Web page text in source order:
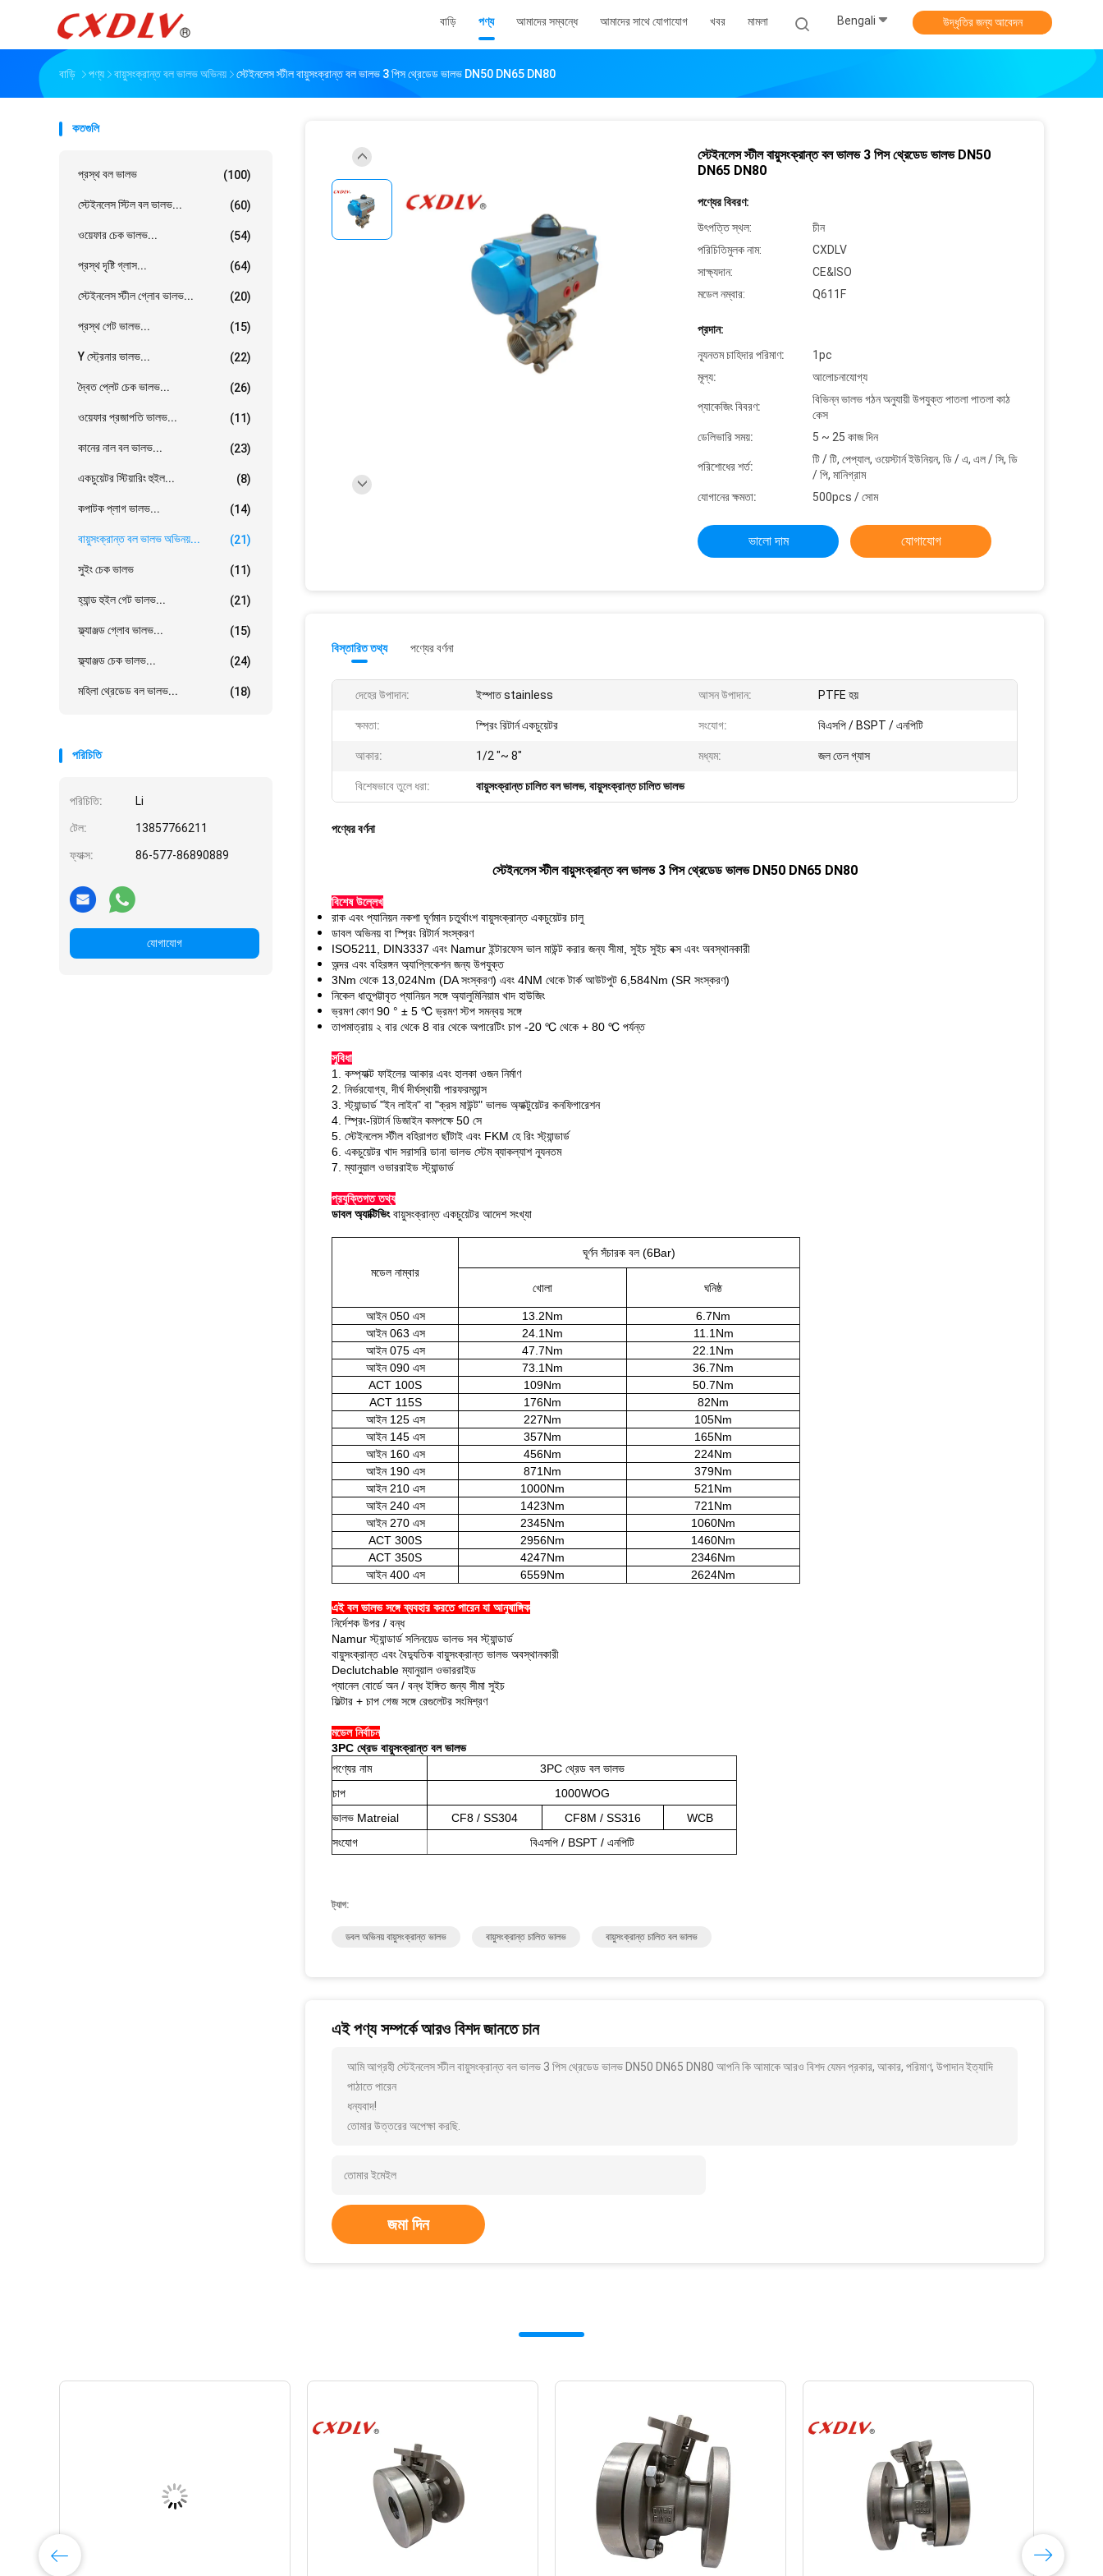
বাড়ি পণ্য আমাদের সম্বন্ধে আমাদের সাথে যোগাযোগ খবর মামলা Bengali উদ্ধৃতির জন্য আবেদন
বাড়ি পণ্য বায়ুসংক্রান্ত বল ভালভ অভিনয় স্টেইনলেস স্টীল বায়ুসংক্রান্ত বল ভালভ 3 পিস থ্রেডেড ভালভ DN50 DN65 DN80
কতগুলি
প্রস্থ বল ভালভ (100)
স্টেইনলেস স্টিল বল ভালভ... (60)
ওয়েফার চেক ভালভ... (54)
প্রস্থ দৃষ্টি গ্লাস... (64)
স্টেইনলেস স্টীল গ্লোব ভালভ... (20)
প্রস্থ গেট ভালভ... (15)
Y স্ট্রেনার ভালভ... (22)
দ্বৈত প্লেট চেক ভালভ... (26)
ওয়েফার প্রজাপতি ভালভ... (11)
কানের নাল বল ভালভ... (23)
একচুয়েটর স্টিয়ারিং হুইল... (8)
কপাটক প্লাগ ভালভ... (14)
বায়ুসংক্রান্ত বল ভালভ অভিনয়... (21)
সুইং চেক ভালভ (11)
হ্যান্ড হুইল গেট ভালভ... (21)
ফ্ল্যাঞ্জড গ্লোব ভালভ... (15)
ফ্ল্যাঞ্জড চেক ভালভ... (24)
মহিলা থ্রেডেড বল ভালভ... (18)
পরিচিতি
পরিচিতি: Li
টেল: 13857766211
ফ্যাক্স: 86-577-86890889
যোগাযোগ
স্টেইনলেস স্টীল বায়ুসংক্রান্ত বল ভালভ 3 পিস থ্রেডেড ভালভ DN50
DN65 DN80
পণ্যের বিবরণ:
উৎপত্তি স্থল:
চীন
পরিচিতিমুলক নাম:
CXDLV
সাক্ষ্যদান:
CE&ISO
মডেল নম্বার:
Q611F
প্রদান:
ন্যূনতম চাহিদার পরিমাণ:
1pc
মূল্য:
আলোচনাযোগ্য
প্যাকেজিং বিবরণ:
বিভিন্ন ভালভ গঠন অনুযায়ী উপযুক্ত পাতলা পাতলা কাঠ
কেস
ডেলিভারি সময়:
5 ~ 25 কাজ দিন
পরিশোধের শর্ত:
টি / টি, পেপ্যাল, ওয়েস্টার্ন ইউনিয়ন, ডি / এ, এল / সি, ডি
/ পি, মানিগ্রাম
যোগানের ক্ষমতা:
500pcs / সোম
ভালো দাম যোগাযোগ
বিস্তারিত তথ্য পণ্যের বর্ণনা
দেহের উপাদান: ইস্পাত stainless আসন উপাদান: PTFE হয়
ক্ষমতা: স্প্রিং রিটার্ন একচুয়েটর সংযোগ: বিএসপি / BSPT / এনপিটি
আকার: 1/2 "~ 8" মধ্যম: জল তেল গ্যাস
বিশেষভাবে তুলে ধরা: বায়ুসংক্রান্ত চালিত বল ভালভ, বায়ুসংক্রান্ত চালিত ভালভ
পণ্যের বর্ণনা
স্টেইনলেস স্টীল বায়ুসংক্রান্ত বল ভালভ 3 পিস থ্রেডেড ভালভ DN50 DN65 DN80
বিশেষ উল্লেখ
রাক এবং প্যানিয়ন নকশা ঘূর্ণমান চতুর্থাংশ বায়ুসংক্রান্ত একচুয়েটর চালু
ডাবল অভিনয় বা স্প্রিং রিটার্ন সংস্করণ
ISO5211, DIN3337 এবং Namur ইন্টারফেস ভাল মাউন্ট করার জন্য সীমা, সুইচ সুইচ বক্স এবং অবস্থানকারী
অন্দর এবং বহিরঙ্গন অ্যাপ্লিকেশন জন্য উপযুক্ত
3Nm থেকে 13,024Nm (DA সংস্করণ) এবং 4NM থেকে টার্ক আউটপুট 6,584Nm (SR সংস্করণ)
নিকেল ধাতুপট্টাবৃত প্যানিয়ন সঙ্গে অ্যালুমিনিয়াম খাদ হাউজিং
ভ্রমণ কোণ 90 ° ± 5 ℃ ভ্রমণ স্টপ সমন্বয় সঙ্গে
তাপমাত্রায় ২ বার থেকে 8 বার থেকে অপারেটিং চাপ -20 ℃ থেকে + 80 ℃ পর্যন্ত
সুবিধা
1. কম্প্যাক্ট ফাইলের আকার এবং হালকা ওজন নির্মাণ
2. নির্ভরযোগ্য, দীর্ঘ দীর্ঘস্থায়ী পারফরম্যান্স
3. স্ট্যান্ডার্ড "ইন লাইন" বা "ক্রস মাউন্ট" ভালভ অ্যাক্টুয়েটর কনফিগারেশন
4. স্প্রিং-রিটার্ন ডিজাইন কমপক্ষে 50 সে
5. স্টেইনলেস স্টীল বহিরাগত ছাঁটাই এবং FKM হে রিং স্ট্যান্ডার্ড
6. একচুয়েটর খাদ সরাসরি ডানা ভালভ স্টেম ব্যাকল্যাশ ন্যূনতম
7. ম্যানুয়াল ওভাররাইড স্ট্যান্ডার্ড
প্রযুক্তিগত তথ্য
ডাবল অ্যাক্টিভিংবায়ুসংক্রান্ত একচুয়েটর আদেশ সংখ্যা
মডেল নাম্বার
ঘূর্ণন সঁচারক বল (6Bar)
খোলা ঘনিষ্ঠ
আইন 050 এস 13.2Nm
6.7Nm
আইন 063 এস
24.1Nm
11.1Nm
আইন 075 এস
47.7Nm
22.1Nm
আইন 090 এস
73.1Nm
36.7Nm
ACT 100S
109Nm
50.7Nm
ACT 115S
176Nm
82Nm
আইন 125 এস
227Nm
105Nm
আইন 145 এস
357Nm
165Nm
আইন 160 এস
456Nm
224Nm
আইন 190 এস
871Nm
379Nm
আইন 210 এস
1000Nm
521Nm
আইন 240 এস
1423Nm
721Nm
আইন 270 এস
2345Nm
1060Nm
ACT 300S
2956Nm
1460Nm
ACT 350S
4247Nm
2346Nm
আইন 400 এস
6559Nm 2624Nm
এই বল ভালভ সঙ্গে ব্যবহার করতে পারেন যা আনুষাঙ্গিক
নির্দেশক উপর / বন্ধ
Namur স্ট্যান্ডার্ড সলিনয়েড ভালভ সব স্ট্যান্ডার্ড
বায়ুসংক্রান্ত এবং বৈদ্যুতিক বায়ুসংক্রান্ত ভালভ অবস্থানকারী
Declutchable ম্যানুয়াল ওভাররাইড
প্যানেল বোর্ডে অন / বন্ধ ইঙ্গিত জন্য সীমা সুইচ
ফিল্টার + চাপ গেজ সঙ্গে রেগুলেটর সংমিশ্রণ
মডেল নির্বাচন
3PC থ্রেড বায়ুসংক্রান্ত বল ভালভ
পণ্যের নাম
3PC থ্রেড বল ভালভ
চাপ
1000WOG
ভালভ Matreial
CF8 / SS304 CF8M / SS316
WCB
সংযোগ
বিএসপি / BSPT / এনপিটি
ট্যাগ:
ডবল অভিনয় বায়ুসংক্রান্ত ভালভ বায়ুসংক্রান্ত চালিত ভালভ বায়ুসংক্রান্ত চালিত বল ভালভ
এই পণ্য সম্পর্কে আরও বিশদ জানতে চান
আমি আগ্রহী স্টেইনলেস স্টীল বায়ুসংক্রান্ত বল ভালভ 3 পিস থ্রেডেড ভালভ DN50 DN65 DN80 আপনি কি আমাকে আরও বিশদ যেমন প্রকার, আকার, পরিমাণ, উপাদান ইত্যাদি
পাঠাতে পারেন
ধন্যবাদ!
তোমার উত্তরের অপেক্ষা করছি.
জমা দিন